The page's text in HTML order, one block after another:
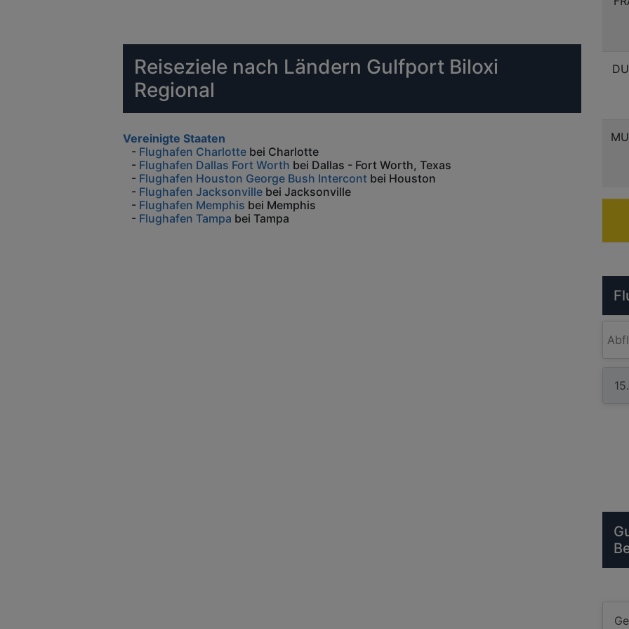
Reiseziele nach Ländern Gulfport Biloxi
Regional
Vereinigte Staaten
- Flughafen Charlotte bei Charlotte
- Flughafen Dallas Fort Worth bei Dallas - Fort Worth, Texas
- Flughafen Houston George Bush Intercont bei Houston
- Flughafen Jacksonville bei Jacksonville
- Flughafen Memphis bei Memphis
- Flughafen Tampa bei Tampa